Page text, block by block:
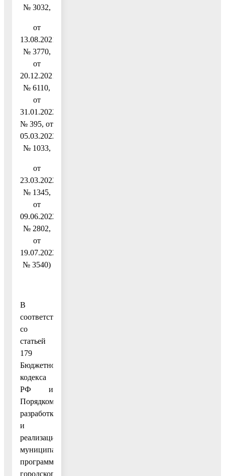
№ 3032,
от
13.08.2021
№ 3770,
от
20.12.2021
№ 6110,
от
31.01.2022
№ 395, от
05.03.2022
№ 1033,
от
23.03.2022
№ 1345,
от
09.06.2022
№ 2802,
от
19.07.2022
№ 3540)
В
соответствии
со
статьей
179
Бюджетного
кодекса
РФ и
Порядком
разработки
и
реализации
муниципальных
программ
городского